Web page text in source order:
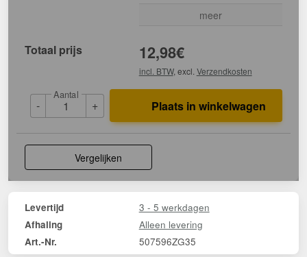
meer
Totaal prijs 12,98€
incl. BTW, excl. Verzendkosten
-
Aantal
+ Plaats in winkelwagen
Vergelijken
Levertijd 3 - 5 werkdagen
Afhaling Alleen levering
Art.-Nr. 507596ZG35